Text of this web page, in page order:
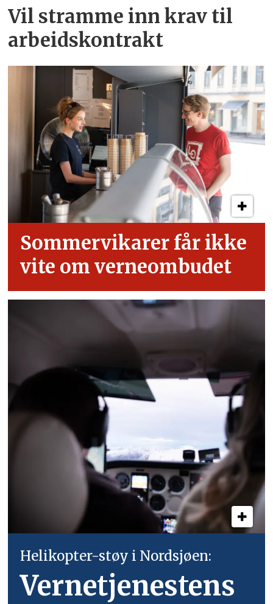
Vil stramme inn krav til
arbeids­kontrakt
Sommervikarer får ikke
vite om verneombudet
Helikopter-støy i Nordsjøen:
Vernetjenestens